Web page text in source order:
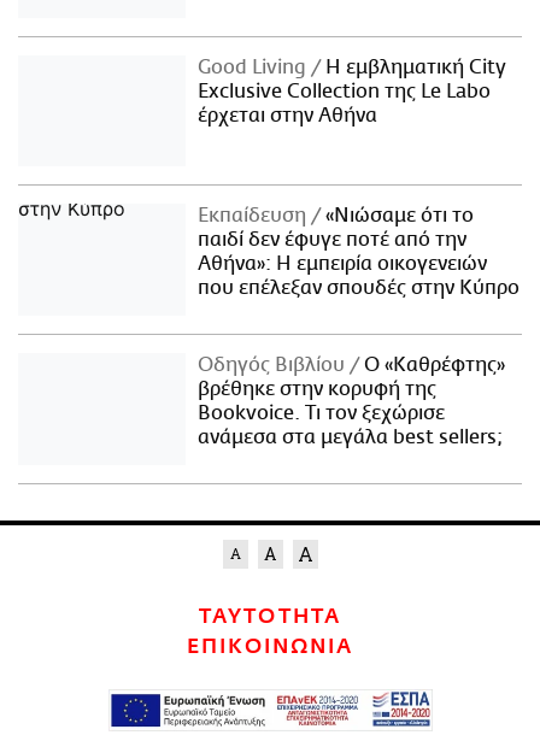
Good Living
Η εμβληματική City
Exclusive Collection της Le Labo
έρχεται στην Αθήνα
Εκπαίδευση
«Νιώσαμε ότι το
παιδί δεν έφυγε ποτέ από την
Αθήνα»: Η εμπειρία οικογενειών
που επέλεξαν σπουδές στην Κύπρο
Οδηγός Βιβλίου
Ο «Καθρέφτης»
βρέθηκε στην κορυφή της
Bookvoice. Τι τον ξεχώρισε
ανάμεσα στα μεγάλα best sellers;
ΤΑΥΤΟΤΗΤΑ
ΕΠΙΚΟΙΝΩΝΙΑ